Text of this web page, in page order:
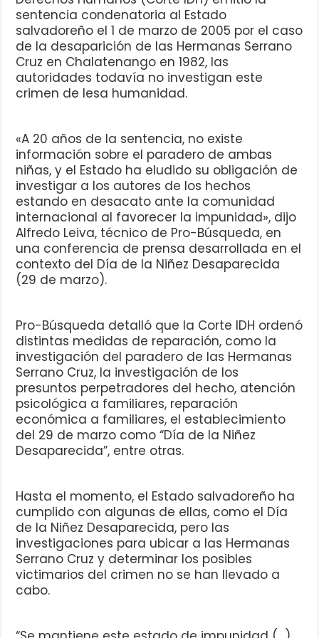
sentencia condenatoria al Estado
salvadoreño el 1 de marzo de 2005 por el caso
de la desaparición de las Hermanas Serrano
Cruz en Chalatenango en 1982, las
autoridades todavía no investigan este
crimen de lesa humanidad.
«A 20 años de la sentencia, no existe
información sobre el paradero de ambas
niñas, y el Estado ha eludido su obligación de
investigar a los autores de los hechos
estando en desacato ante la comunidad
internacional al favorecer la impunidad», dijo
Alfredo Leiva, técnico de Pro-Búsqueda, en
una conferencia de prensa desarrollada en el
contexto del Día de la Niñez Desaparecida
(29 de marzo).
Pro-Búsqueda detalló que la Corte IDH ordenó
distintas medidas de reparación, como la
investigación del paradero de las Hermanas
Serrano Cruz, la investigación de los
presuntos perpetradores del hecho, atención
psicológica a familiares, reparación
económica a familiares, el establecimiento
del 29 de marzo como “Día de la Niñez
Desaparecida”, entre otras.
Hasta el momento, el Estado salvadoreño ha
cumplido con algunas de ellas, como el Día
de la Niñez Desaparecida, pero las
investigaciones para ubicar a las Hermanas
Serrano Cruz y determinar los posibles
victimarios del crimen no se han llevado a
cabo.